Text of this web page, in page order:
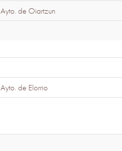
Ayto. de Oiartzun
Ayto. de Elorrio